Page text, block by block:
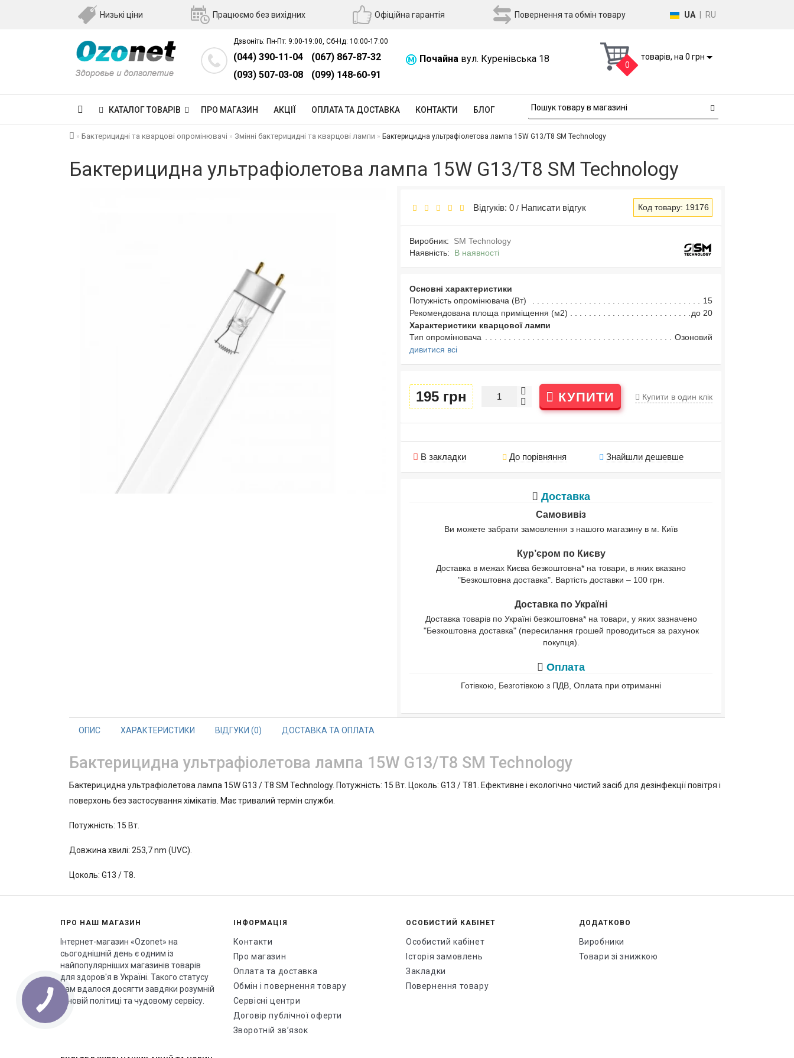
Низькі ціни Працюємо без вихідних Офіційна гарантія Повернення та обмін товару UA RU
Дзвоніть: Пн-Пт: 9:00-19:00, Сб-Нд: 10:00-17:00
(044) 390-11-04
(067) 867-87-32
(093) 507-03-08
(099) 148-60-91
Почайна вул. Куренівська 18
0
товарів, на 0 грн
КАТАЛОГ ТОВАРІВ ПРО МАГАЗИН АКЦІЇ ОПЛАТА ТА ДОСТАВКА КОНТАКТИ БЛОГ
Бактерицидні та кварцові опромінювачі Змінні бактерицидні та кварцові лампи Бактерицидна ультрафіолетова лампа 15W G13/T8 SM Technology
Бактерицидна ультрафіолетова лампа 15W G13/T8 SM Technology
Відгуків: 0 / Написати відгук Код товару: 19176
Виробник:
SM Technology
Наявність: В наявності
Основні характеристики
Потужність опромінювача (Вт)
15
Рекомендована площа приміщення (м2)
до 20
Характеристики кварцової лампи
Тип опромінювача
Озоновий
дивитися всі
195 грн КУПИТИ Купити в один клік
В закладки До порівняння Знайшли дешевше
Доставка
Самовивіз
Ви можете забрати замовлення з нашого магазину в м. Київ
Кур’єром по Києву
Доставка в межах Києва безкоштовна* на товари, в яких вказано
"Безкоштовна доставка". Вартість доставки – 100 грн.
Доставка по Україні
Доставка товарів по Україні безкоштовна* на товари, у яких зазначено
"Безкоштовна доставка" (пересилання грошей проводиться за рахунок
покупця).
Оплата
Готівкою, Безготівкою з ПДВ, Оплата при отриманні
ОПИС ХАРАКТЕРИСТИКИ ВІДГУКИ (0) ДОСТАВКА ТА ОПЛАТА
Бактерицидна ультрафіолетова лампа 15W G13/T8 SM Technology
Бактерицидна ультрафіолетова лампа 15W G13 / T8 SM Technology. Потужність: 15 Вт. Цоколь: G13 / T81. Ефективне і екологічно чистий засіб для дезінфекції повітря і
поверхонь без застосування хімікатів. Має тривалий термін служби.
Потужність: 15 Вт.
Довжина хвилі: 253,7 nm (UVC).
Цоколь: G13 / T8.
ПРО НАШ МАГАЗИН
Інтернет-магазин «Ozonet» на
сьогоднішній день є одним із
найпопулярніших магазинів товарів
для здоров'я в Україні. Такого статусу
нам вдалося досягти завдяки розумній
ціновій політиці та чудовому сервісу.
ІНФОРМАЦІЯ
Контакти
Про магазин
Оплата та доставка
Обмін і повернення товару
Сервісні центри
Договір публічної оферти
Зворотній зв’язок
ОСОБИСТИЙ КАБІНЕТ
Особистий кабінет
Історія замовлень
Закладки
Повернення товару
ДОДАТКОВО
Виробники
Товари зі знижкою